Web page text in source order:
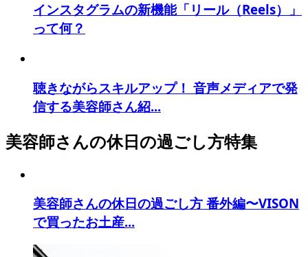
インスタグラムの新機能「リール（Reels）」
って何？
聴きながらスキルアップ！ 音声メディアで発
信する美容師さん紹...
美容師さんの休日の過ごし方特集
美容師さんの休日の過ごし方 番外編〜VISON
で買ったお土産...